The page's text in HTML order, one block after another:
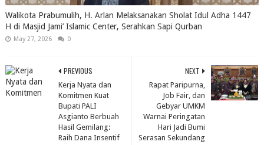
Walikota Prabumulih, H. Arlan Melaksanakan Sholat Idul Adha 1447
H di Masjid Jami’ Islamic Center, Serahkan Sapi Qurban
May 27, 2026 0
NEXT
Rapat Paripurna,
Job Fair, dan
Gebyar UMKM
Warnai Peringatan
Hari Jadi Bumi
Serasan Sekundang
PREVIOUS
Kerja Nyata dan
Komitmen Kuat
Bupati PALI
Asgianto Berbuah
Hasil Gemilang:
Raih Dana Insentif